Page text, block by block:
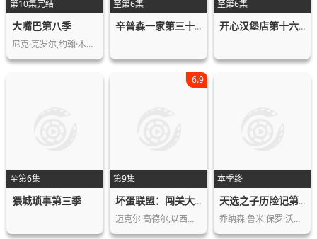
第10集完结
大嘴巴第八季
尼克·克罗尔,约翰·木兰尼,杰茜·克莱…
至第6集
辛普森一家第三十七季
至第6集
开心汉堡店第十六季
至第6集
猥城琐事第三季
第9集
6.9
坏蛋联盟：闯关大行动第一季
迈克尔·高德尔,以西结·阿杰贝,劳尔·…
本季终
天选之子历险记第一季
乔纳森·鲁米,保罗·沃尔特·豪泽,依冯…